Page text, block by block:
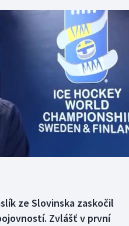
ze Slovinska zaskočil
Zvlášť v první